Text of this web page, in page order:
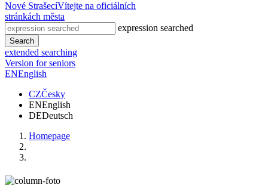
Nové StrašecíVítejte na oficiálních
stránkách města
expression searched
Search
extended searching
Version for seniors
ENEnglish
CZČesky
ENEnglish
DEDeutsch
Homepage